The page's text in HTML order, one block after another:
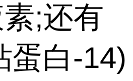
;还有
蛋白-14)